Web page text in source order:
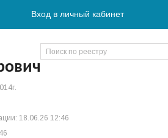
Вход в личный кабинет
18.06.26 12:46